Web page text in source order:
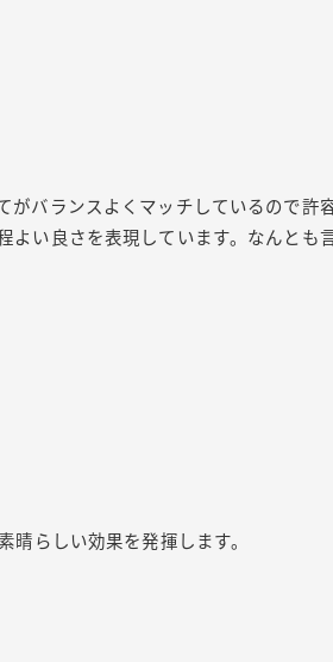
がバランスよくマッチしているので許
よい良さを表現しています。なんとも
らしい効果を発揮します。